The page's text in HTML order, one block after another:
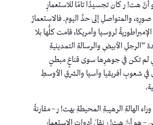
أنَّ هت! ر كان تجسيدًا تامًا للاستعمارِ
والمتواصلِ إلى حدِّ اليوم. فالاستعمارُ
لروسيا وأمريكا، قامت كلُّها بلا
“الرجلِ الأبيضِ والرسالةِ التمدينيةِ
لم تكن في جوهرِها سوى قناعٍ مبطنٍ
في شعوبِ أفريقيا وآسيا والشرقِ الأوسطِ
الهالةِ الرهيبةِ المحيطةِ بهت! ر – مقارنةً
– هو أنَّ هت! ر نقلَ أدواتِ الاستعمارِ